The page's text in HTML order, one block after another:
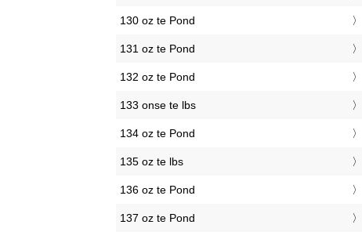
130 oz te Pond
131 oz te Pond
132 oz te Pond
133 onse te lbs
134 oz te Pond
135 oz te lbs
136 oz te Pond
137 oz te Pond